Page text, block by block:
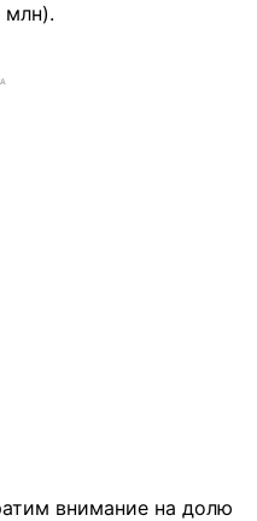
млн).
внимание на долю